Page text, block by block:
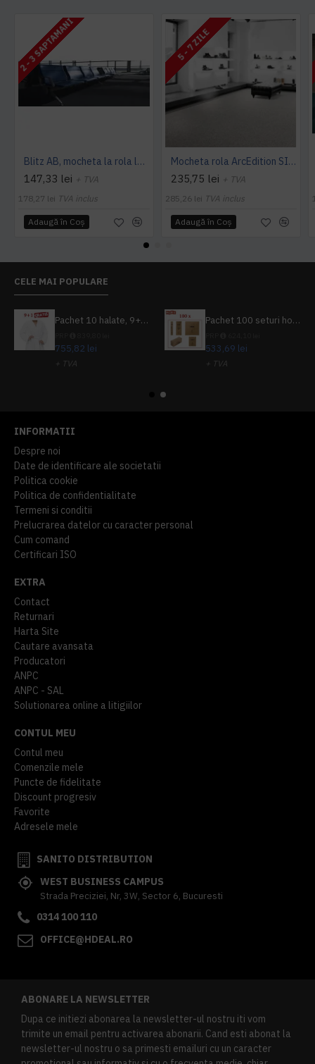
2 - 3 SAPTAMANI
Blitz AB, mocheta la rola latime 4 m, Balta Industries
147,33 lei + TVA
178,27 lei TVA inclus
Adaugă în Coş
5 - 7 ZILE
Mocheta rola ArcEdition SIRIOUS AB
235,75 lei + TVA
285,26 lei TVA inclus
Adaugă în Coş
CELE MAI POPULARE
Pachet 10 halate, 9+1 gratuit
755,82 lei
+ TVA
Pachet 100 seturi hoteliere, set dentar, set barbierit, casca de dus, pila unghii, set cusut
533,69 lei
+ TVA
INFORMATII
Despre noi
Date de identificare ale societatii
Politica cookie
Politica de confidentialitate
Termeni si conditii
Prelucrarea datelor cu caracter personal
Cum comand
Certificari ISO
EXTRA
Contact
Returnari
Harta Site
Cautare avansata
Producatori
ANPC
ANPC - SAL
Solutionarea online a litigiilor
CONTUL MEU
Contul meu
Comenzile mele
Puncte de fidelitate
Discount progresiv
Favorite
Adresele mele
SANITO DISTRIBUTION
WEST BUSINESS CAMPUS
Strada Preciziei, Nr, 3W, Sector 6, Bucuresti
0314 100 110
OFFICE@HDEAL.RO
ABONARE LA NEWSLETTER
Dupa ce initiezi abonarea la newsletter-ul nostru iti vom
trimite un email pentru activarea abonarii. Cand esti abonat la
newsletter-ul nostru o sa primesti emailuri cu un caracter